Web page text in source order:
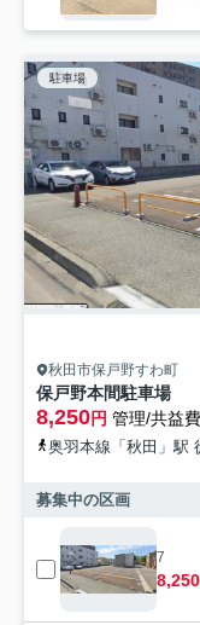
駐車場
秋田市保戸野すわ町
保戸野本間駐車場
8,250円 管理/共益
奥羽本線「秋田」駅
募集中の区画
7